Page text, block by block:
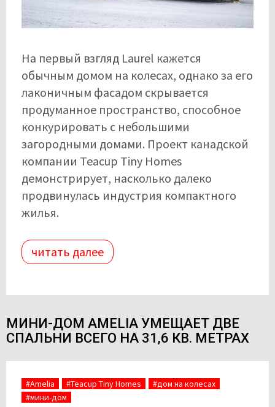
На первый взгляд Laurel кажется
обычным домом на колесах, однако за его
лаконичным фасадом скрывается
продуманное пространство, способное
конкурировать с небольшими
загородными домами. Проект канадской
компании Teacup Tiny Homes
демонстрирует, насколько далеко
продвинулась индустрия компактного
жилья.
читать далее
МИНИ-ДОМ AMELIA УМЕЩАЕТ ДВЕ
СПАЛЬНИ ВСЕГО НА 31,6 КВ. МЕТРАХ
#Amelia #Teacup Tiny Homes
#дом на колесах
#мини-дом